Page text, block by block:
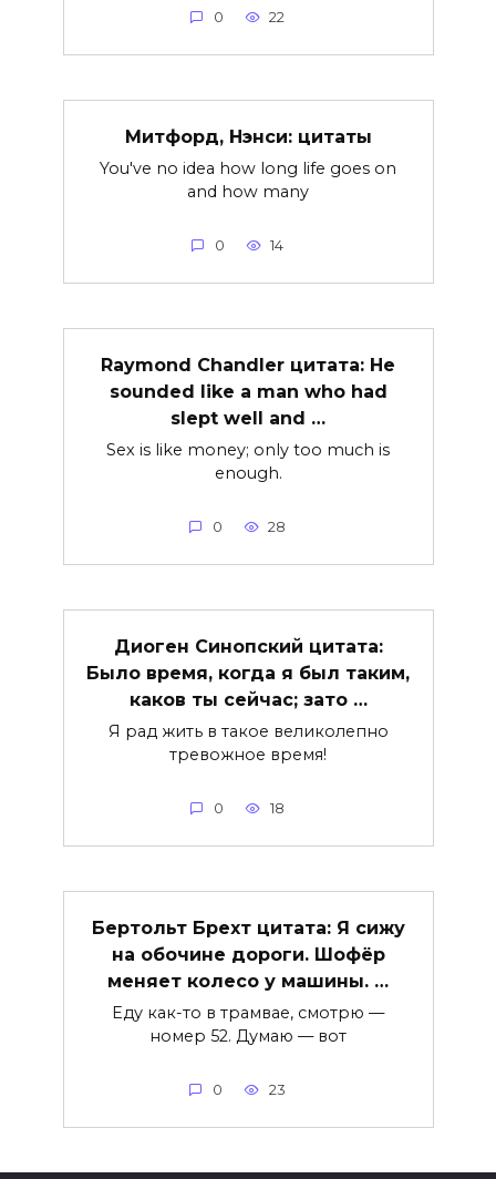
0 22
Митфорд, Нэнси: цитаты
You've no idea how long life goes on
and how many
0 14
Raymond Chandler цитата: He
sounded like a man who had
slept well and …
Sex is like money; only too much is
enough.
0 28
Диоген Синопский цитата:
Было время, когда я был таким,
каков ты сейчас; зато …
Я рад жить в такое великолепно
тревожное время!
0 18
Бертольт Брехт цитата: Я сижу
на обочине дороги. Шофёр
меняет колесо у машины. …
Еду как-то в трамвае, смотрю —
номер 52. Думаю — вот
0 23